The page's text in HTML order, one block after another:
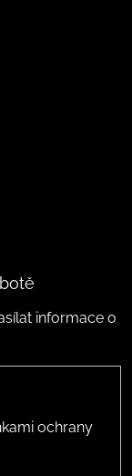
informace o
ochrany